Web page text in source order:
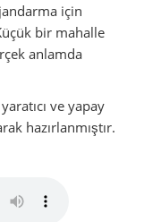
için
bir mahalle
anlamda
ve yapay
hazırlanmıştır.